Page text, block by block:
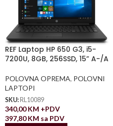
REF Laptop HP 650 G3, i5-
7200U, 8GB, 256SSD, 15” A-/A
POLOVNA OPREMA, POLOVNI
LAPTOPI
SKU: RL10089
340,00KM +PDV
397,80KM sa PDV